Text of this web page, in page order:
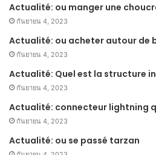
Actualité: ou manger une
กันยายน 4, 2023
Actualité: ou acheter autour de
กันยายน 4, 2023
Actualité: Quel est la structure
กันยายน 4, 2023
Actualité: connecteur lightning
กันยายน 4, 2023
Actualité: ou se passé tarzan